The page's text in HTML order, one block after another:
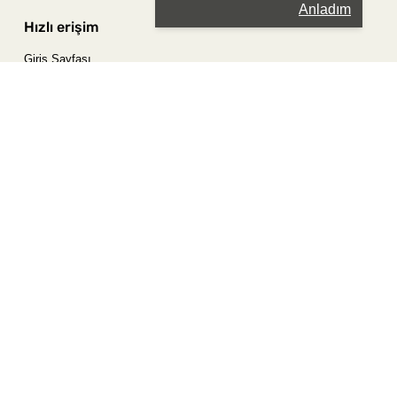
Anladım
Hızlı erişim
Giriş Sayfası